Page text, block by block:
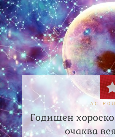
Годишен
очаква